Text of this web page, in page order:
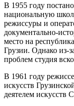
В 1955 году
национальную
режиссуры и
документально-
место на
Грузии. Однако из-
проблем студия
В 1961 году
искусств
деятелем искусств